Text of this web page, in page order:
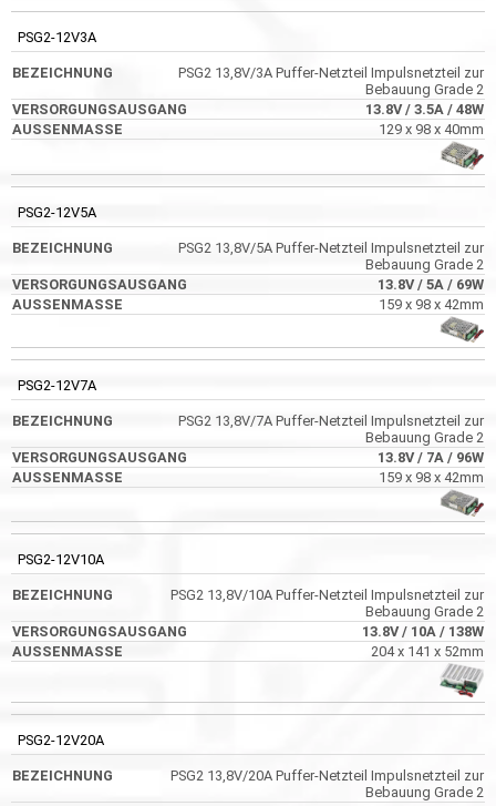
PSG2-12V3A
PSG2 13,8V/3A Puffer-Netzteil Impulsnetzteil zur
Bebauung Grade 2
13.8V/ 3.5A / 48W
129 x 98 x 40mm
PSG2-12V5A
PSG2 13,8V/5A Puffer-Netzteil Impulsnetzteil zur
Bebauung Grade 2
13.8V/ 5A / 69W
159 x 98 x 42mm
PSG2-12V7A
PSG2 13,8V/7A Puffer-Netzteil Impulsnetzteil zur
Bebauung Grade 2
13.8V/ 7A / 96W
159 x 98 x 42mm
PSG2-12V10A
PSG2 13,8V/10A Puffer-Netzteil Impulsnetzteil zur
Bebauung Grade 2
13.8V/ 10A / 138W
204 x 141 x 52mm
PSG2-12V20A
PSG2 13,8V/20A Puffer-Netzteil Impulsnetzteil zur
Bebauung Grade 2